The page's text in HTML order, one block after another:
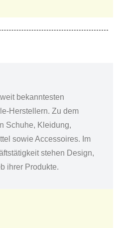
bekanntesten
Herstellern. Zu dem
Schuhe, Kleidung,
sowie Accessoires. Im
stehen Design,
ihrer Produkte.